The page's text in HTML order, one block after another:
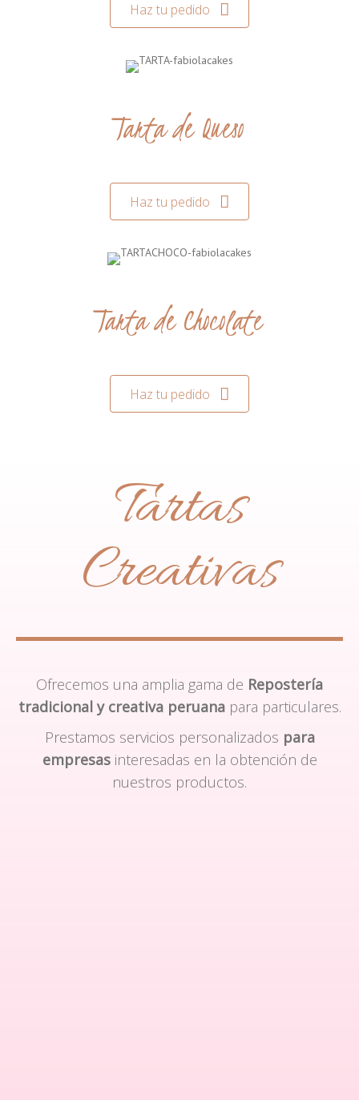
Haz tu pedido
Tarta de Queso
Haz tu pedido
Tarta de Chocolate
Haz tu pedido
Tartas
Creativas
Ofrecemos una amplia gama de Repostería
tradicional y creativa peruanapara particulares.
Prestamos servicios personalizados para
empresasinteresadas en la obtención de
nuestros productos.